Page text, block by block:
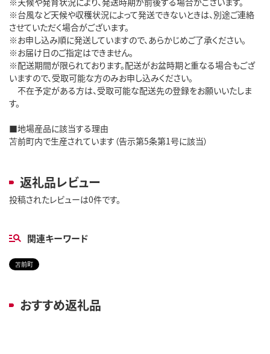
※台風など天候や収穫状況によって発送できないときは、別途ご連絡
させていただく場合がございます。
※お申し込み順に発送していますので、あらかじめご了承ください。
※お届け日のご指定はできません。
※配送期間が限られております。配送がお盆時期と重なる場合もござ
いますので、受取可能な方のみお申し込みください。
不在予定がある方は、受取可能な配送先の登録をお願いいたしま
す。
■地場産品に該当する理由
苫前町内で生産されています（告示第5条第1号に該当）
返礼品レビュー
投稿されたレビューは0件です。
関連キーワード
苫前町
おすすめ返礼品